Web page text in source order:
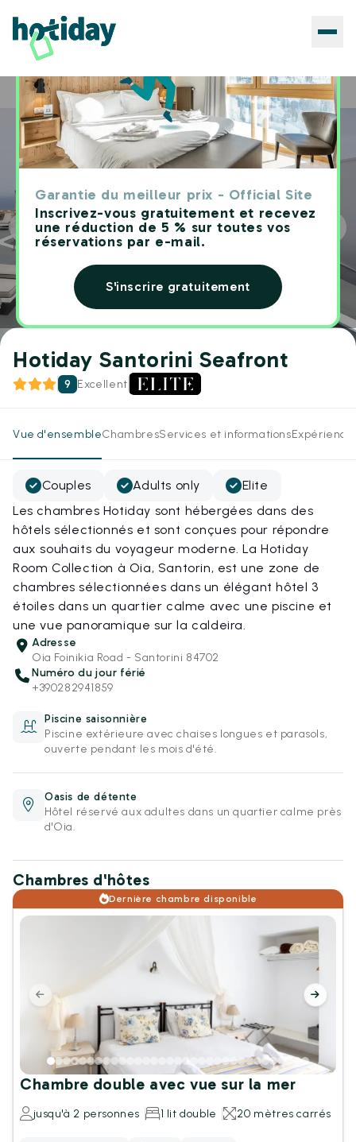
Garantie du meilleur prix - Official Site
Inscrivez-vous gratuitement et recevez
une réduction de 5 % sur toutes vos
réservations par e-mail.
S'inscrire gratuitement
Home Hôtels Hotiday Santorini Seafront
Hotiday Santorini Seafront
9 Excellent
Vue d'ensembleChambresServices et informations
Couples Adults only
Elite
Les chambres Hotiday sont hébergées dans des
hôtels sélectionnés et sont conçues pour répondre
aux souhaits du voyageur moderne. La Hotiday
Room Collection à Oia, Santorin, est une zone de
chambres sélectionnées dans un élégant hôtel 3
étoiles dans un quartier calme avec une piscine et
une vue panoramique sur la caldeira.
Adresse
Oia Foinikia Road - Santorini 84702
Numéro du jour férié
+390282941859
Piscine saisonnière
Piscine extérieure avec chaises longues et parasols,
ouverte pendant les mois d'été.
Oasis de détente
Hôtel réservé aux adultes dans un quartier calme près
d'Oia.
Chambres d'hôtes
Dernière chambre disponible
Chambre double avec vue sur la mer
jusqu'à 2 personnes 1 lit double 20 mètres carrés